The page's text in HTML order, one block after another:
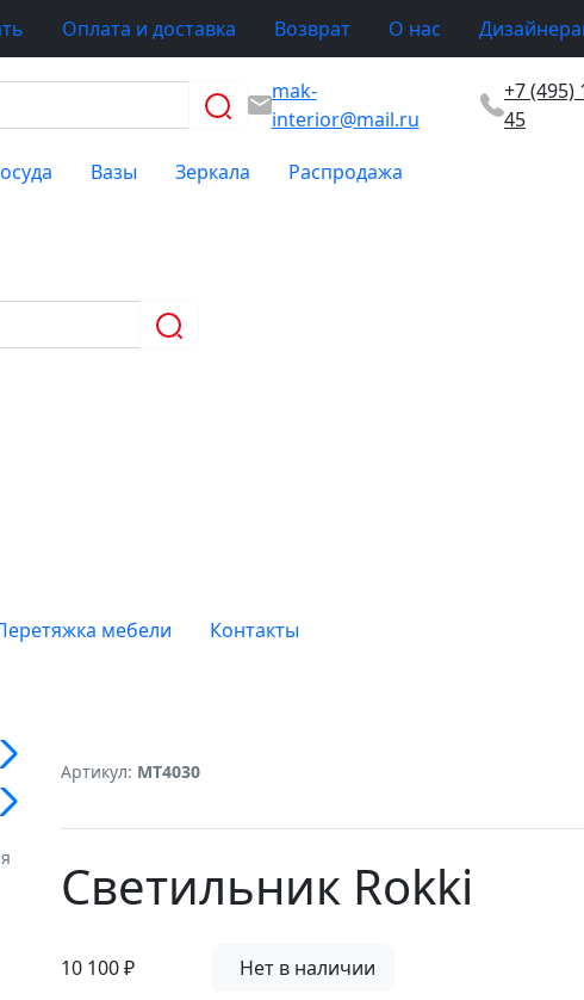
Оплата и доставка Возврат О нас
mak-
interior@mail.ru
+7 (495)
45
Вазы Зеркала Распродажа
мебели Контакты
Артикул: MT4030
Светильник Rokki
10 100₽ Нет в наличии